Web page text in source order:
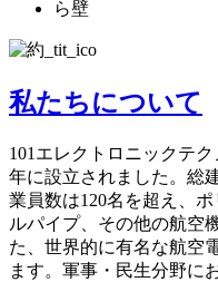
私たちについて
101エレクトロニックテ
年に設立されました。総
業員数は120名を超え、
ルパイプ、その他の航空
た、世界的に有名な航空
ます。軍事・民生分野に